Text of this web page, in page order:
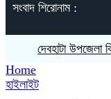
সংবাদ শিরোনাম :
দেবহাটা উপজেলা
Home
হাইলাইট